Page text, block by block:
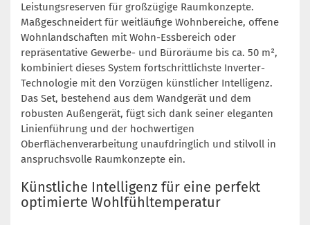
Leistungsreserven für großzügige Raumkonzepte.
Maßgeschneidert für weitläufige Wohnbereiche, offene
Wohnlandschaften mit Wohn-Essbereich oder
repräsentative Gewerbe- und Büroräume bis ca. 50 m²,
kombiniert dieses System fortschrittlichste Inverter-
Technologie mit den Vorzügen künstlicher Intelligenz.
Das Set, bestehend aus dem Wandgerät und dem
robusten Außengerät, fügt sich dank seiner eleganten
Linienführung und der hochwertigen
Oberflächenverarbeitung unaufdringlich und stilvoll in
anspruchsvolle Raumkonzepte ein.
Künstliche Intelligenz für eine perfekt
optimierte Wohlfühltemperatur